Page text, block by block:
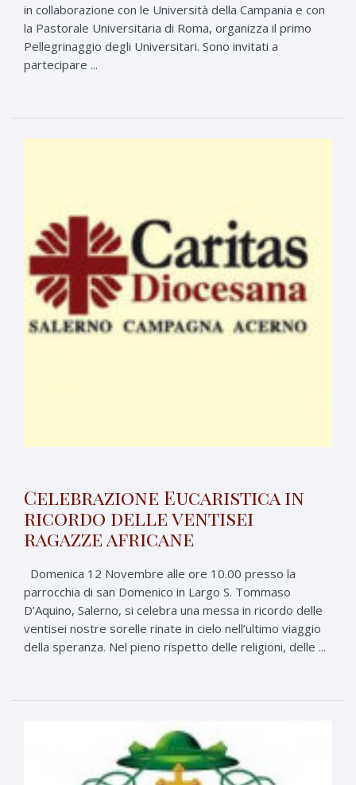
in collaborazione con le Università della Campania e con
la Pastorale Universitaria di Roma, organizza il primo
Pellegrinaggio degli Universitari. Sono invitati a
partecipare ...
Celebrazione Eucaristica in
ricordo delle ventisei
ragazze africane
Domenica 12 Novembre alle ore 10.00 presso la
parrocchia di san Domenico in Largo S. Tommaso
D’Aquino, Salerno, si celebra una messa in ricordo delle
ventisei nostre sorelle rinate in cielo nell’ultimo viaggio
della speranza. Nel pieno rispetto delle religioni, delle ...